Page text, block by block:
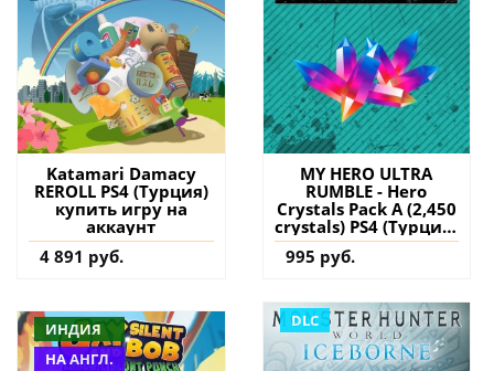
Katamari Damacy
REROLL PS4 (Турция)
купить игру на
аккаунт
4 891 руб.
MY HERO ULTRA
RUMBLE - Hero
Crystals Pack A (2,450
crystals) PS4 (Турция)
купить дополнение
на аккаунт
995 руб.
ИНДИЯ
НА АНГЛ.
DLC